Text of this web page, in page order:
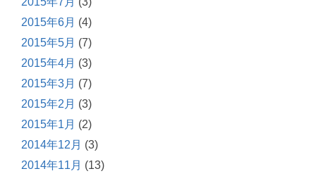
2015年6月 (4)
2015年5月 (7)
2015年4月 (3)
2015年3月 (7)
2015年2月 (3)
2015年1月 (2)
2014年12月 (3)
2014年11月 (13)